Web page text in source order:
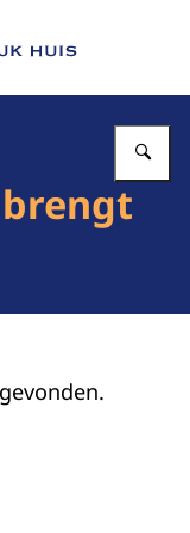
Koninklijk Huis